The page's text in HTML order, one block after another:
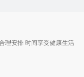
理安排 时间享受健康生活